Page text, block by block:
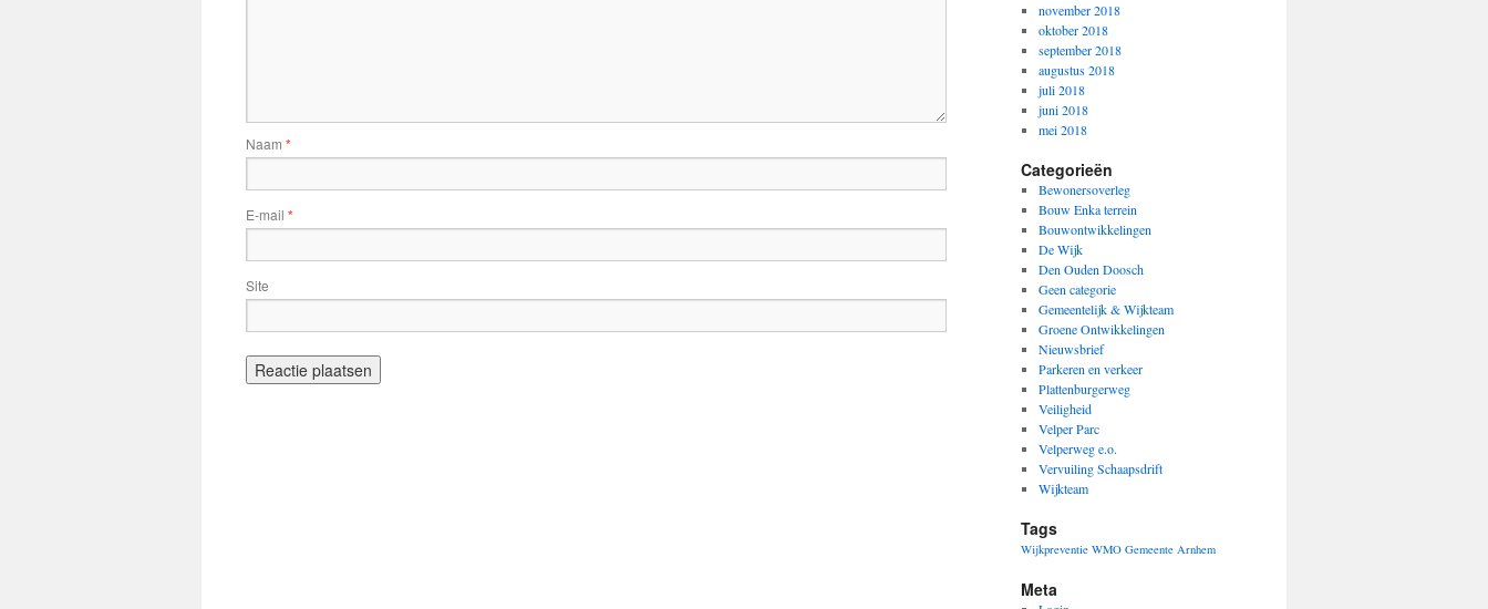
Naam *
E-mail *
Site
november 2018
oktober 2018
september 2018
augustus 2018
juli 2018
juni 2018
mei 2018
Categorieën
Bewonersoverleg
Bouw Enka terrein
Bouwontwikkelingen
De Wijk
Den Ouden Doosch
Geen categorie
Gemeentelijk & Wijkteam
Groene Ontwikkelingen
Nieuwsbrief
Parkeren en verkeer
Plattenburgerweg
Veiligheid
Velper Parc
Velperweg e.o.
Vervuiling Schaapsdrift
Wijkteam
Tags
Wijkpreventie WMO Gemeente Arnhem
Meta